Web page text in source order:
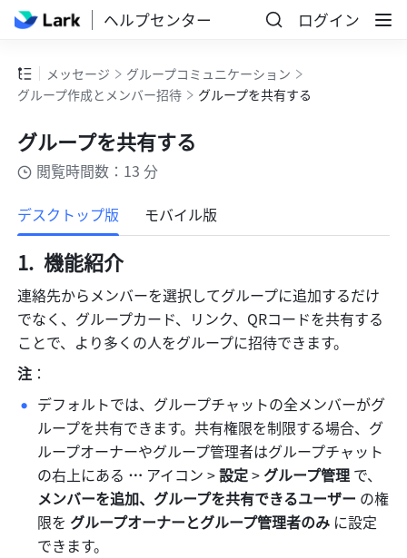
ヘルプセンター ログイン
メッセージ
グループコミュニケーション
グループ作成とメンバー招待
グループを共有する
グループを共有する
閲覧時間数：13 分
デスクトップ版
モバイル版
機能紹介
連絡先からメンバーを選択してグループに追加するだけ
でなく、グループカード、リンク、QRコードを共有する
ことで、より多くの人をグループに招待できます。
注 ：
デフォルトでは、グループチャットの全メンバーがグ
ループを共有できます。共有権限を制限する場合、グ
ループオーナーやグループ管理者はグループチャット
の右上にある … アイコン > 設定 > グループ管理 で、
メンバーを追加、グループを共有できるユーザー の権
限を グループオーナーとグループ管理者のみ に設定
できます。